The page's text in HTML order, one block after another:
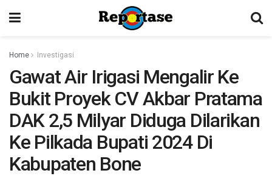
Home Investigasi
Gawat Air Irigasi Mengalir Ke
Bukit Proyek CV Akbar Pratama
DAK 2,5 Milyar Diduga Dilarikan
Ke Pilkada Bupati 2024 Di
Kabupaten Bone